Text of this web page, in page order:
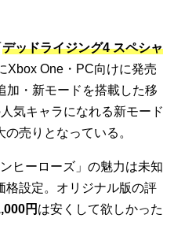
デッドライジング4 スペシャ
Xbox One・PC向けに発売
加・新モードを搭載した移
気キャラになれる新モード
の売りとなっている。
ヒーローズ」の魅力は未知
格設定。オリジナル版の評
円 は安くして欲しかった